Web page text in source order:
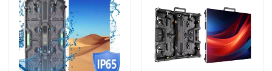
製品
ビデオ